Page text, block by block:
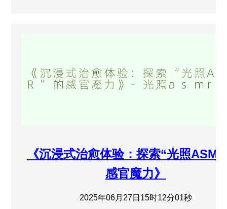
《沉浸式治愈体验：探索“光照
感官魔力》
2025年06月27日15时12分01秒